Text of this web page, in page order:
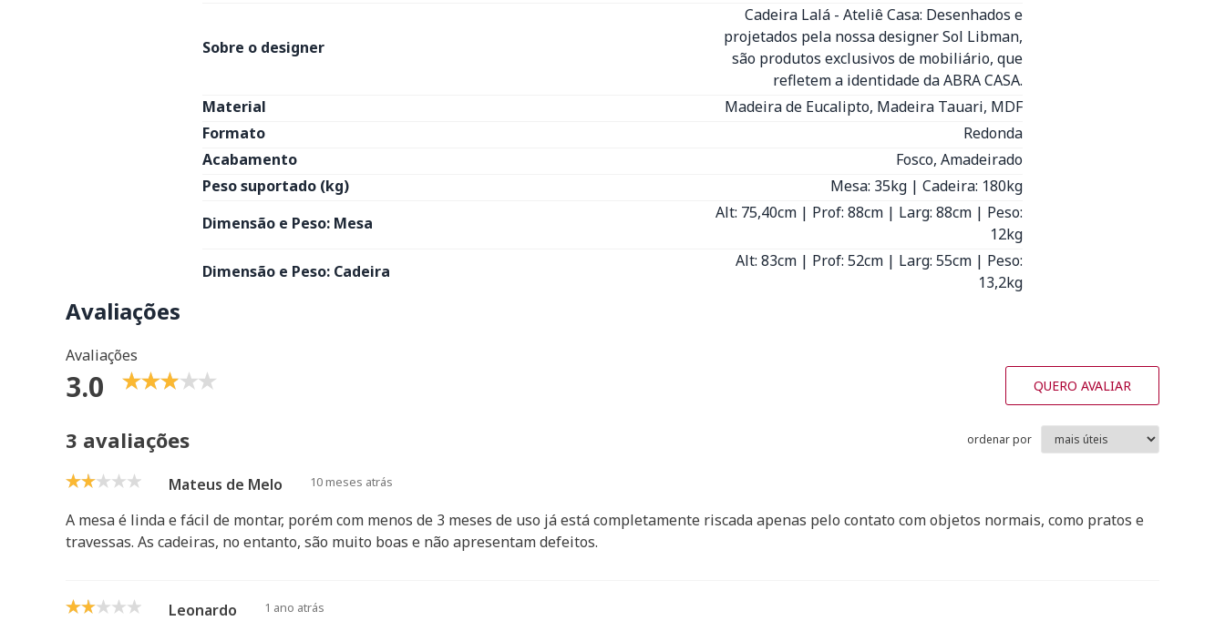
Sobre o designer
Cadeira Lalá - Ateliê Casa: Desenhados e
projetados pela nossa designer Sol Libman,
são produtos exclusivos de mobiliário, que
refletem a identidade da ABRA CASA.
Material
Madeira de Eucalipto, Madeira Tauari, MDF
Formato
Redonda
Acabamento
Fosco, Amadeirado
Peso suportado (kg)
Mesa: 35kg | Cadeira: 180kg
Dimensão e Peso: Mesa
Alt: 75,40cm | Prof: 88cm | Larg: 88cm | Peso:
12kg
Dimensão e Peso: Cadeira
Alt: 83cm | Prof: 52cm | Larg: 55cm | Peso:
13,2kg
Avaliações
Avaliações
3.0 QUERO AVALIAR
3 avaliações ordenar por
Mateus de Melo 10 meses atrás
A mesa é linda e fácil de montar, porém com menos de 3 meses de uso já está completamente riscada apenas pelo contato com objetos normais, como pratos e
travessas. As cadeiras, no entanto, são muito boas e não apresentam defeitos.
Leonardo 1 ano atrás